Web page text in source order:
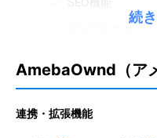
テンプレート
サポート
続
AmebaOwnd（ア
連携・拡張機能